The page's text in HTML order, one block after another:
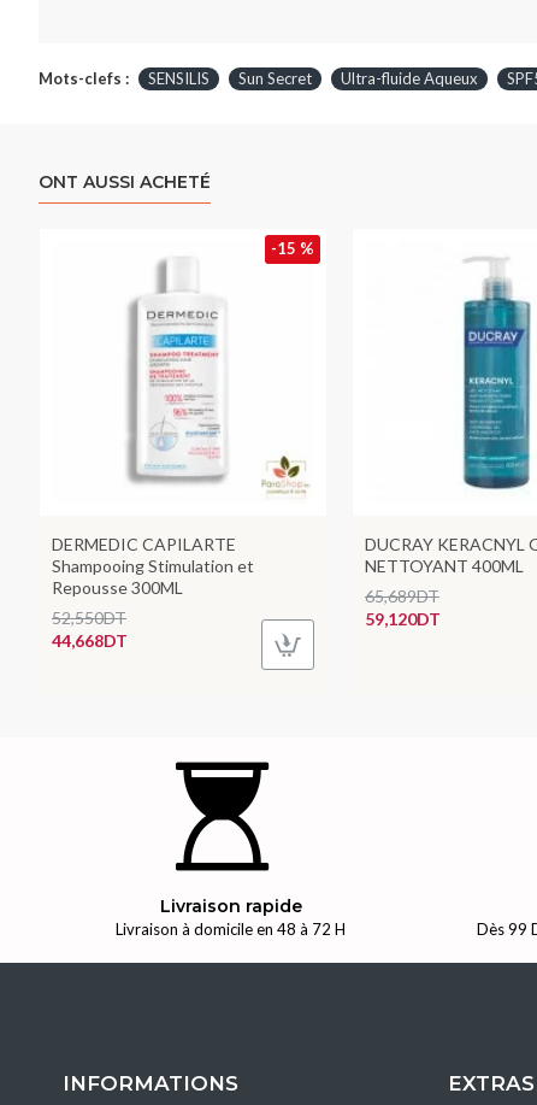
Mots-clefs : SENSILIS Sun Secret Ultra-fluide Aqueux
ONT AUSSI ACHETÉ
-15 %
DERMEDIC CAPILARTE
Shampooing Stimulation et
Repousse 300ML
44,668DT
52,550DT
DUCRAY KERACNYL
NETTOYANT 400ML
59,120DT
65,689DT
Livraison rapide
Livraison à domicile en 48 à 72 H Dès 99
INFORMATIONS EXTRAS